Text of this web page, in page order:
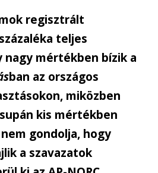
regisztrált
teljes
mértékben bízik a
ban az országos
miközben
kis mértékben
gondolja, hogy
a szavazatok